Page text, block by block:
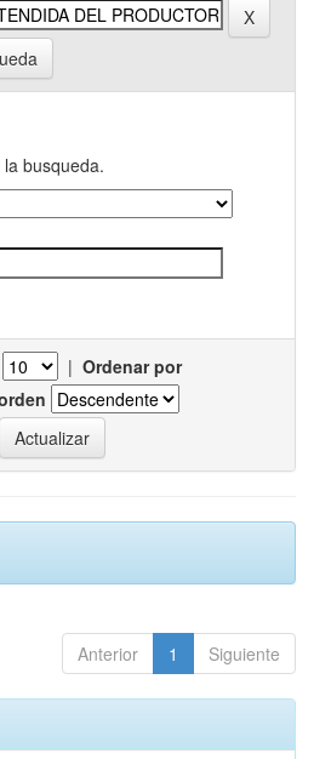
busqueda.
| Ordenar por
Anterior 1 Siguiente